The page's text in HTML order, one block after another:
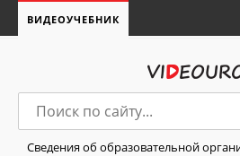
ВИДЕОУЧЕБНИК
Сведения об образовательной